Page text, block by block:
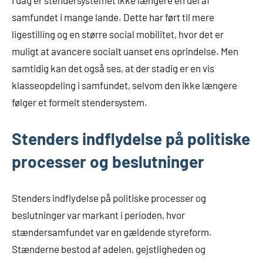
samfundet i mange lande. Dette har ført til mere
ligestilling og en større social mobilitet, hvor det er
muligt at avancere socialt uanset ens oprindelse. Men
samtidig kan det også ses, at der stadig er en vis
klasseopdeling i samfundet, selvom den ikke længere
følger et formelt stendersystem.
Stenders indflydelse på politiske
processer og beslutninger
Stenders indflydelse på politiske processer og
beslutninger var markant i perioden, hvor
stændersamfundet var en gældende styreform.
Stænderne bestod af adelen, gejstligheden og